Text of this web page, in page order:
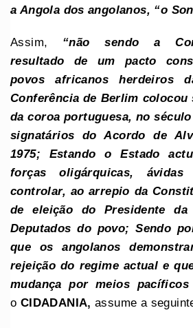
a Angola dos angolanos, “o
Assim, “não sendo a
resultado de um pacto
povos africanos herdeiros
Conferência de Berlim colocou
da coroa portuguesa, no
signatários do Acordo de
1975; Estando o Estado
forças oligárquicas,
controlar, ao arrepio da
de eleição do Presidente
Deputados do povo; Sendo
que os angolanos
rejeição do regime actual e
mudança por meios
o CIDADANIA, assume a